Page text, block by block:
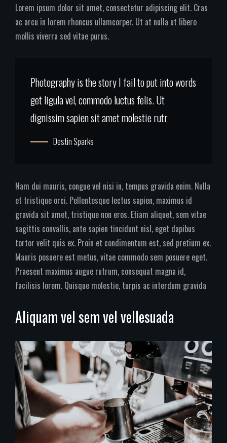
Lorem ipsum dolor sit amet, consectetur adipiscing elit. Cras
ac arcu in lorem rhoncus ullamcorper. Ut at nulla ut libero
mollis viverra sed vitae purus.
Photography is the story I fail to put into words
get ligula vel, commodo luctus felis. Ut
dignissim sapien sit amet molestie rutr
Destin Sparks
Nam dui mauris, congue vel nisi in, tempus gravida enim. Nulla
et tristique orci. Pellentesque lectus sapien, maximus id
gravida sit amet, tristique non eros. Etiam aliquet, sem vitae
sagittis convallis, ante sapien tincidunt nisl, eget dapibus
tortor velit quis ex. Proin et condimentum est, sed pretium ex.
Mauris posuere est metus, vitae commodo sem posuere eget.
Praesent maximus augue rutrum, consequat magna id,
facilisis lorem. Quisque molestie, turpis ac interdum gravida
Aliquam vel sem vel vellesuada